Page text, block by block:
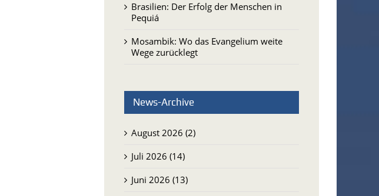
Brasilien: Der Erfolg der Menschen in
Pequiá
Mosambik: Wo das Evangelium weite
Wege zurücklegt
News-Archive
August 2026 (2)
Juli 2026 (14)
Juni 2026 (13)